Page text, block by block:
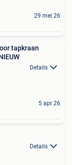
29 mei 26
tapkraan
Details
5 apr 26
Details